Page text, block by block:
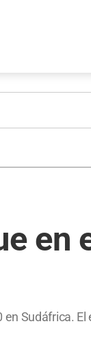
en
Sudáfrica.